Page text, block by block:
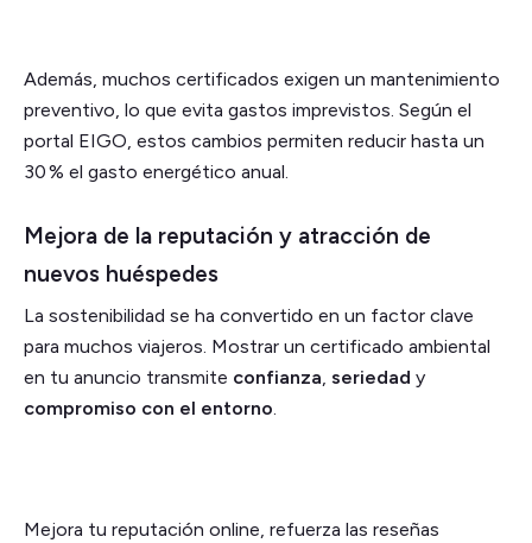
Además, muchos certificados exigen un mantenimiento
preventivo, lo que evita gastos imprevistos. Según el
portal EIGO, estos cambios permiten reducir hasta un
30 % el gasto energético anual.
Mejora de la reputación y atracción de
nuevos huéspedes
La sostenibilidad se ha convertido en un factor clave
para muchos viajeros. Mostrar un certificado ambiental
en tu anuncio transmite confianza, seriedad y
compromiso con el entorno.
Mejora tu reputación online, refuerza las reseñas